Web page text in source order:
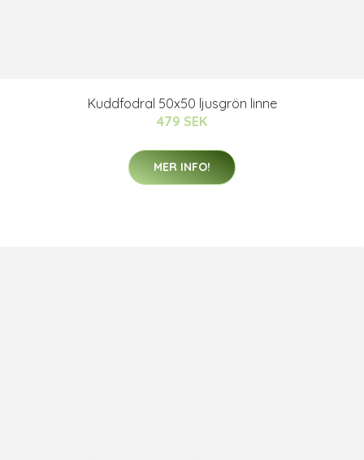
Kuddfodral 50x50 ljusgrön linne
479 SEK
MER INFO!